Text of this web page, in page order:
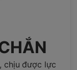
chịu được lực